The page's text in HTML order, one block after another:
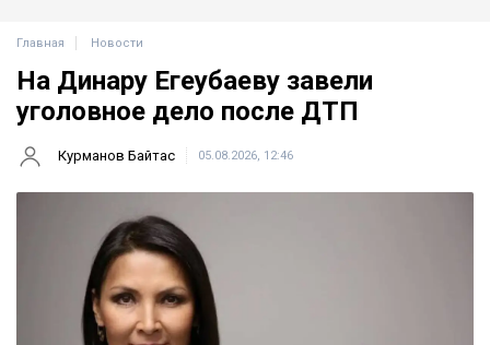
Главная Новости
На Динару Егеубаеву завели
уголовное дело после ДТП
Курманов Байтас 05.08.2026, 12:46